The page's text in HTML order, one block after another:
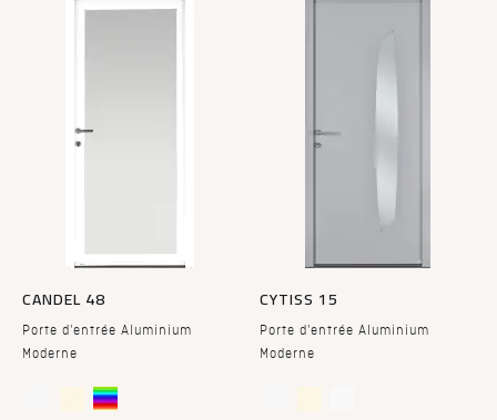
CANDEL 48
Porte d'entrée Aluminium
Moderne
CYTISS 15
Porte d'entrée Aluminium
Moderne